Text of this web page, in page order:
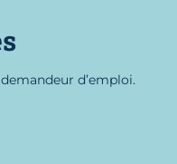
d’emploi.